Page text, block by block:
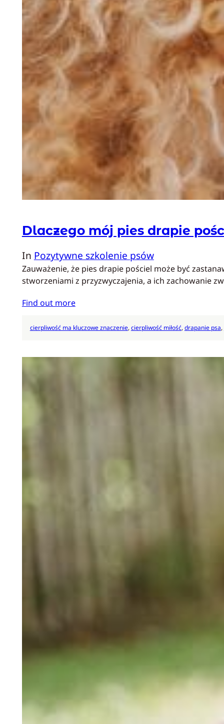
Dlaczego mój pies drapie
In Pozytywne szkolenie psów
Zauważenie, że pies drapie pościel może być
stworzeniami z przyzwyczajenia, a ich zachowanie
Find out more
cierpliwość ma kluczowe znaczenie, cierpliwość miłość, drapanie psa,